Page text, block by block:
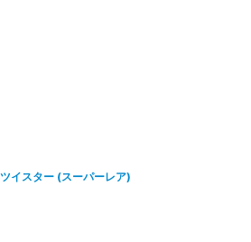
イスター (スーパーレア)